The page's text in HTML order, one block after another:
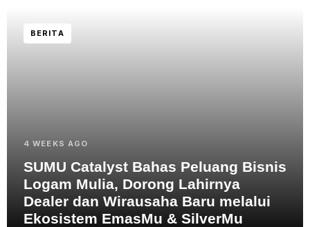
BERITA
4 WEEKS AGO
SUMU Catalyst Bahas Peluang Bisnis
Logam Mulia, Dorong Lahirnya
Dealer dan Wirausaha Baru melalui
Ekosistem EmasMu & SilverMu